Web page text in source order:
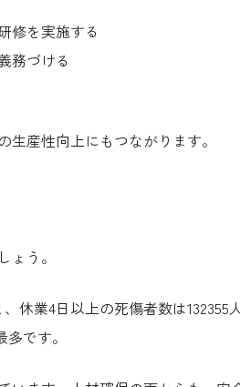
修を実施する
務づける
産性向上にもつながります。
う。
休業4日以上の死傷者数は132355
です。